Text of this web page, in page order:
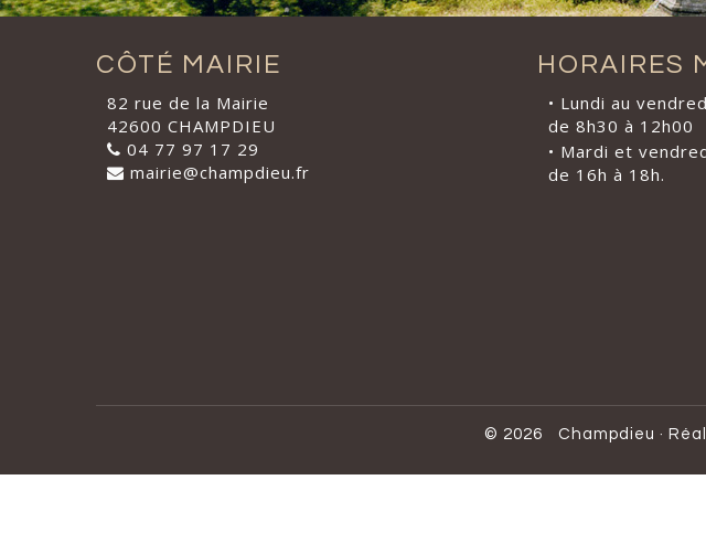
CÔTÉ MAIRIE
82 rue de la Mairie
42600 CHAMPDIEU
04 77 97 17 29
mairie@champdieu.fr
HORAIRES
• Lundi au
de 8h30 à 12h00
• Mardi et
de 16h à 18h.
© 2026 Champdieu ·